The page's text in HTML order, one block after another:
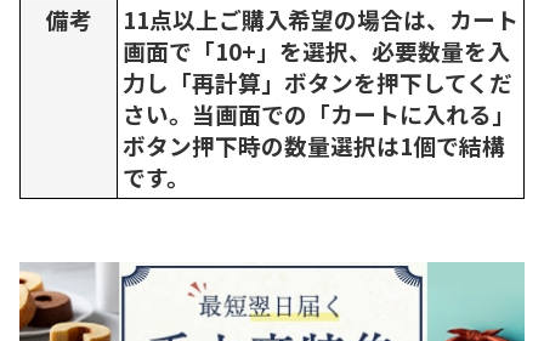
備考
11点以上ご購入希望の場合は、カート
画面で「10+」を選択、必要数量を入
力し「再計算」ボタンを押下してくだ
さい。当画面での「カートに入れる」
ボタン押下時の数量選択は1個で結構
です。